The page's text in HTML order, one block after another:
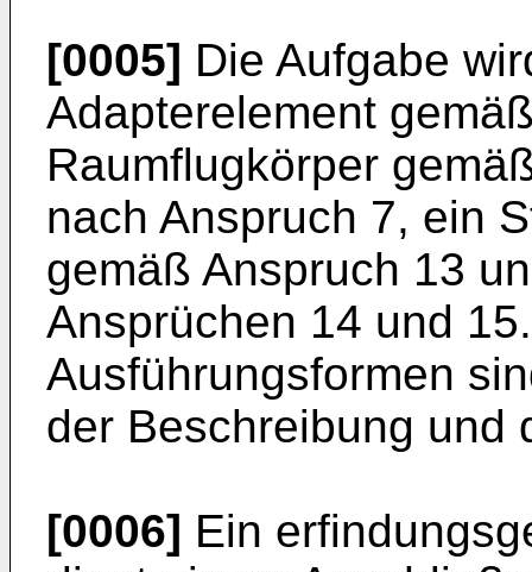
[0005] Die Aufgabe
Adapterelement
Raumflugkörper
nach Anspruch 7, ein
gemäß Anspruch 13
Ansprüchen 14 und
Ausführungsformen
der Beschreibung und
[0006] Ein